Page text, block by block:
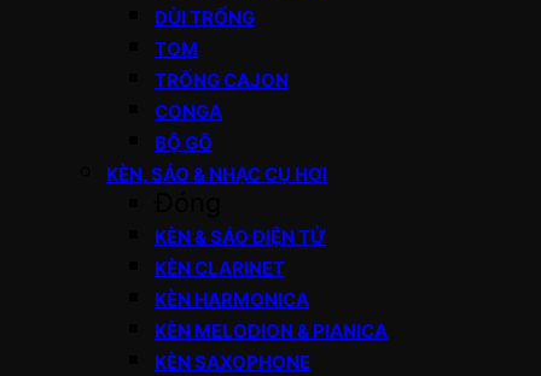
DÙI TRỐNG
TOM
TRỐNG CAJON
CONGA
BỘ GÕ
KÈN, SÁO & NHẠC CỤ HƠI
KÈN & SÁO ĐIỆN TỬ
KÈN CLARINET
KÈN HARMONICA
KÈN MELODION & PIANICA
KÈN SAXOPHONE